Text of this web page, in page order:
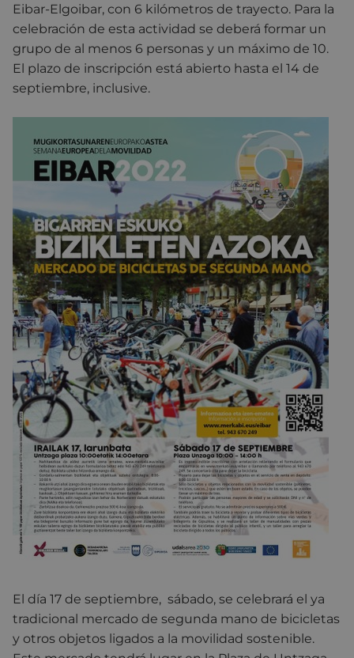
Eibar-Elgoibar, con 6 kilómetros de trayecto. Para la
celebración de esta actividad se deberá formar un
grupo de al menos 6 personas y un máximo de 10.
El plazo de inscripción está abierto hasta el 14 de
septiembre, inclusive.
El día 17 de septiembre, sábado, se celebrará el ya
tradicional mercado de segunda mano de bicicletas
y otros objetos ligados a la movilidad sostenible.